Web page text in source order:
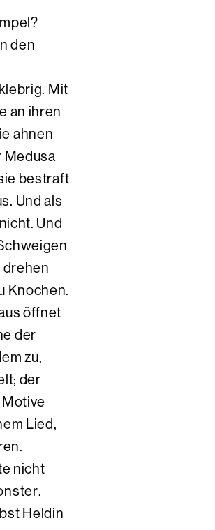
den
Mit
an ihren
ahnen
Medusa
bestraft
Und als
Und
drehen
Knochen.
öffnet
der
zu,
der
Lied,
nicht
Heldin